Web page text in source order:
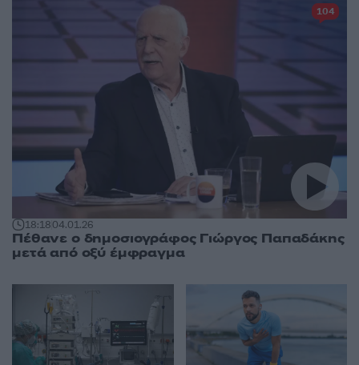
18:1804.01.26
Πέθανε ο δημοσιογράφος Γιώργος Παπαδάκης
μετά από οξύ έμφραγμα
104